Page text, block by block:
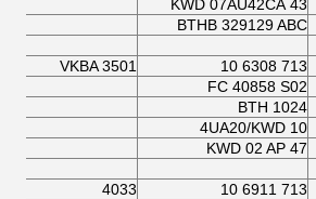
43 KWD 07AU42CA
BTHB 329129 ABC
713 6308 10
VKBA 3501
FC 40858 S02
BTH 1024
4UA20/KWD 10
47 KWD 02 AP
713 6911 10
4033